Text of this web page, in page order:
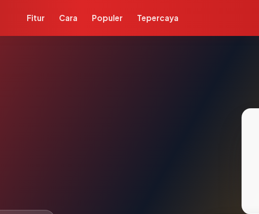
Fitur Cara Populer Tepercaya